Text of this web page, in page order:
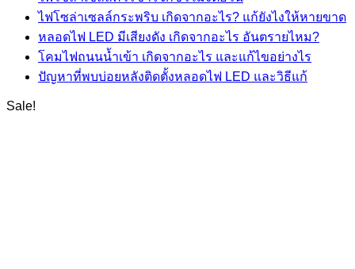
ไฟโซล่าเซลล์กระพริบ เกิดจากอะไร? แก้ยังไงให้หายขาด
หลอดไฟ LED มีเสียงดัง เกิดจากอะไร อันตรายไหม?
โคมไฟถนนน้ำเข้า เกิดจากอะไร และแก้ไขอย่างไร
ปัญหาที่พบบ่อยหลังติดตั้งหลอดไฟ LED และวิธีแก้
Sale!